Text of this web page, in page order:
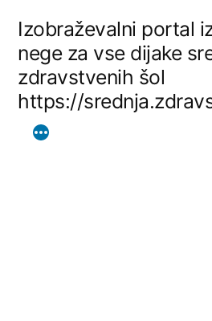
content
Izobraževalni portal
nege za vse dijake
zdravstvenih šol
https://